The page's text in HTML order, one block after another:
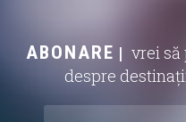
ABONARE
vrei
despre